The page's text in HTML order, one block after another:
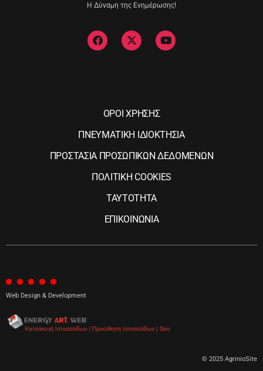
Η Δύναμη της Ενημέρωσης!
ΟΡΟΙ ΧΡΗΣΗΣ
ΠΝΕΥΜΑΤΙΚΗ ΙΔΙΟΚΤΗΣΙΑ
ΠΡΟΣΤΑΣΙΑ ΠΡΟΣΩΠΙΚΩΝ ΔΕΔΟΜΕΝΩΝ
ΠΟΛΙΤΙΚΗ COOKIES
ΤΑΥΤΟΤΗΤΑ
ΕΠΙΚΟΙΝΩΝΙΑ
Web Design & Development
© 2025 AgrinioSite